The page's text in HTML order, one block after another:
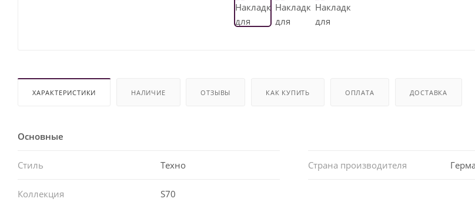
ХАРАКТЕРИСТИКИ НАЛИЧИЕ ОТЗЫВЫ КАК КУПИТЬ ОПЛАТА ДОСТАВКА
Основные
Стиль Техно Страна производителя
Коллекция S70